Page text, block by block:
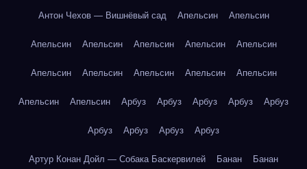
Антон Чехов — Вишнёвый сад Апельсин Апельсин
Апельсин Апельсин Апельсин Апельсин Апельсин
Апельсин Апельсин Апельсин Апельсин Апельсин
Апельсин Апельсин Арбуз Арбуз Арбуз Арбуз Арбуз
Арбуз Арбуз Арбуз Арбуз
Артур Конан Дойл — Собака Баскервилей Банан Банан